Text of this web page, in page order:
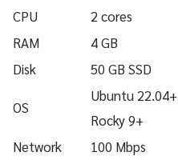
CPU
2 cores
RAM
4 GB
Disk
50 GB SSD
OS
Ubuntu
Rocky 9+
Network 100 Mbps